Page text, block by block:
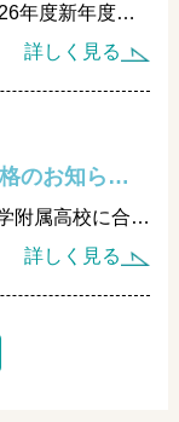
小金井市の個別指導塾「聡生館」が2026年度新年度生を募集開始。年中・年長から高校生まで対象に、思考力と学習習慣を育てる学習設計を実施。無料個別相談受付中。早期準備で新学年を万全に。
詳しく見る
【合格報告】筑波大学附属高校 合格のお知らせ ― 小学4年生からの学びの設計が実を結びました ―
小平市から通塾していた生徒が筑波大学附属高校に合格。小学4年生からの思考設計と戦略的進路提案が実を結びました。小金井市の聡生館は長期伴走型の個別指導で難関校合格を支えます。
詳しく見る